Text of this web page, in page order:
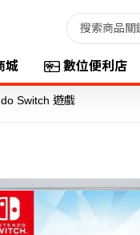
城 數位便利店
Switch 遊戲